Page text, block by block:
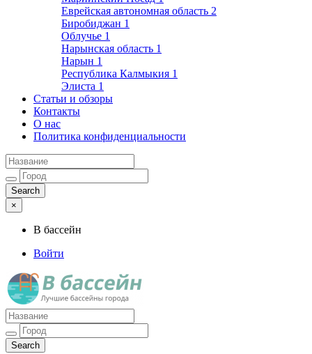
Еврейская автономная область 2
Биробиджан 1
Облучье 1
Нарынская область 1
Нарын 1
Республика Калмыкия 1
Элиста 1
Статьи и обзоры
Контакты
О нас
Политика конфиденциальности
×
В бассейн
Войти
Лучшие бассейны города